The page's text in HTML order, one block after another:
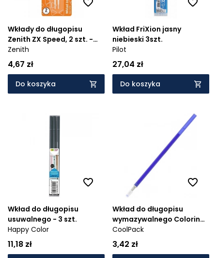
Wkłady do długopisu
Zenith ZX Speed, 2 szt. -
niebeskie
Zenith
4,67 zł
Do koszyka
Wkład FriXion jasny
niebieski 3szt.
Pilot
27,04 zł
Do koszyka
Wkład do długopisu
usuwalnego - 3 szt.
Happy Color
11,18 zł
Wkład do długopisu
wymazywalnego Colorino
School - niebieski
(37534PTR)
CoolPack
3,42 zł